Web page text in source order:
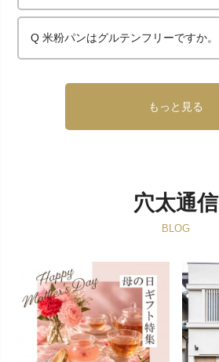
米粉パンはグルテンフリーですか。
もっと見る
穴太通信
BLOG